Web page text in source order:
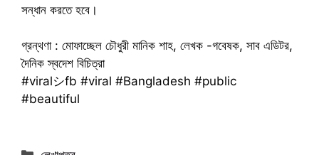
সন্ধান করতে হবে।
গ্রন্থণা : মোফাচ্ছেল চৌধুরী মানিক শাহ, লেখক -গবেষক, সাব এডিটর,
দৈনিক স্বদেশ বিচিত্রা
#viralシfb #viral #Bangladesh #public
#beautiful